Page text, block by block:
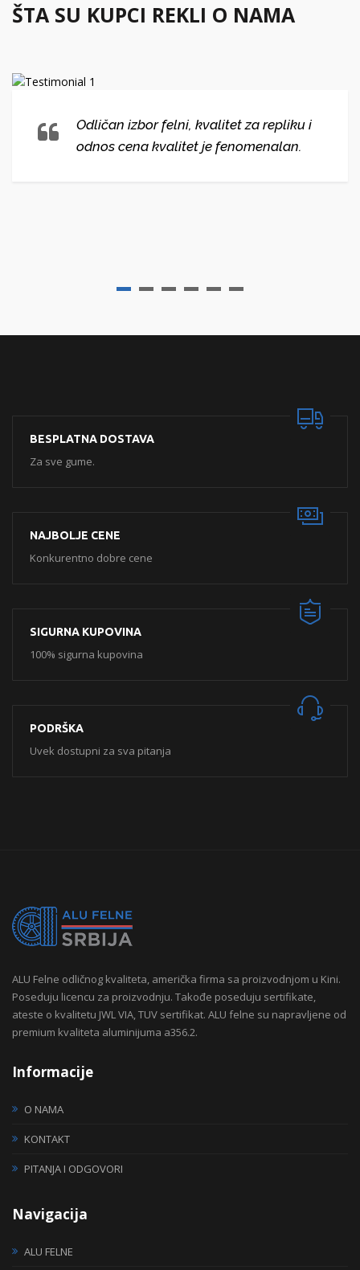
ŠTA SU KUPCI REKLI O NAMA
Odličan izbor felni, kvalitet za repliku i
odnos cena kvalitet je fenomenalan.
BESPLATNA DOSTAVA
Za sve gume.
NAJBOLJE CENE
Konkurentno dobre cene
SIGURNA KUPOVINA
100% sigurna kupovina
PODRŠKA
Uvek dostupni za sva pitanja
ALU Felne odličnog kvaliteta, američka firma sa proizvodnjom u Kini.
Poseduju licencu za proizvodnju. Takođe poseduju sertifikate,
ateste o kvalitetu JWL VIA, TUV sertifikat. ALU felne su napravljene od
premium kvaliteta aluminijuma a356.2.
Informacije
O NAMA
KONTAKT
PITANJA I ODGOVORI
Navigacija
ALU FELNE